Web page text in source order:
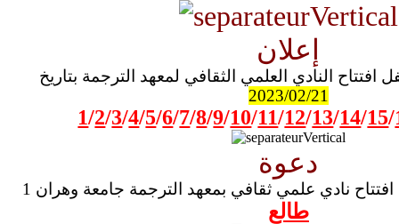
إعلان
افتتاح النادي العلمي الثقافي لمعهد الترجمة بتاريخ
2023/02/21
1/2/3/4/5/6/7/8/9/10/11/12/13/14/15/
دعوة
نادي علمي ثقافي بمعهد الترجمة جامعة وهران 1
طالع